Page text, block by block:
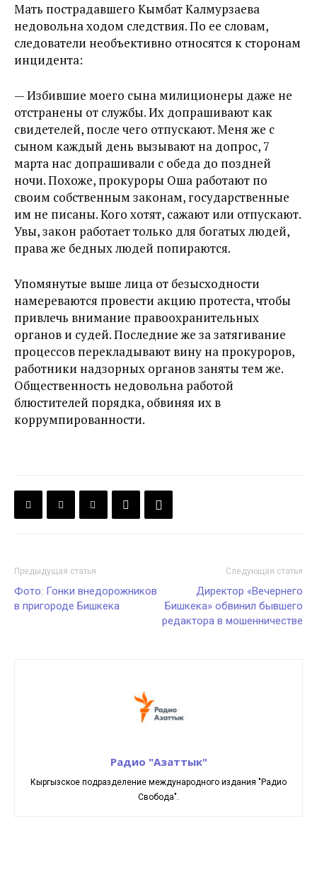
Мать пострадавшего Кымбат Калмурзаева
недовольна ходом следствия. По ее словам,
следователи необъективно относятся к сторонам
инцидента:
— Избившие моего сына милиционеры даже не
отстранены от службы. Их допрашивают как
свидетелей, после чего отпускают. Меня же с
сыном каждый день вызывают на допрос, 7
марта нас допрашивали с обеда до поздней
ночи. Похоже, прокуроры Оша работают по
своим собственным законам, государственные
им не писаны. Кого хотят, сажают или отпускают.
Увы, закон работает только для богатых людей,
права же бедных людей попираются.
Упомянутые выше лица от безысходности
намереваются провести акцию протеста, чтобы
привлечь внимание правоохранительных
органов и судей. Последние же за затягивание
процессов перекладывают вину на прокуроров,
работники надзорных органов заняты тем же.
Общественность недовольна работой
блюстителей порядка, обвиняя их в
коррумпированности.
Предыдущая статья
Фото: Гонки внедорожников
в пригороде Бишкека
Следующая статья
Директор «Вечернего
Бишкека» обвинил бывшего
редактора в мошенничестве
Радио "Азаттык"
Кыргызское подразделение международного издания "Радио
Свобода".